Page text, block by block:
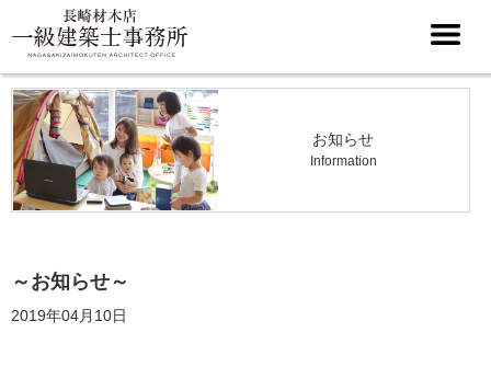
お知らせ
Information
～お知らせ～
2019年04月10日